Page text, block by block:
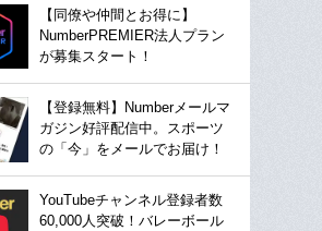
【同僚や仲間とお得に】
NumberPREMIER法人プラン
が募集スタート！
【登録無料】Numberメールマ
ガジン好評配信中。スポーツ
の「今」をメールでお届け！
YouTubeチャンネル登録者数
60,000人突破！バレーボール